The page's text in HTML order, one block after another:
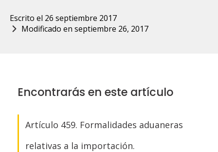
Escrito el 26 septiembre 2017
Modificado en septiembre 26, 2017
Encontrarás en este artículo
Artículo 459. Formalidades aduaneras
relativas a la importación.